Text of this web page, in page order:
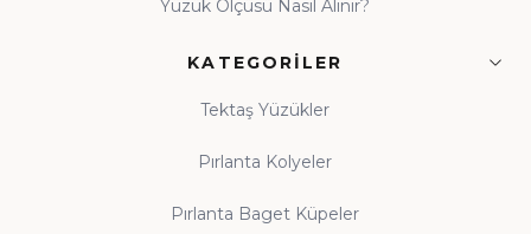
Yüzük Ölçüsü Nasıl Alınır?
KATEGORILER
Tektaş Yüzükler
Pırlanta Kolyeler
Pırlanta Baget Küpeler